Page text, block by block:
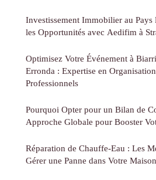
Investissement Immobilier au Pays
les Opportunités avec Aedifim à
Optimisez Votre Événement à
Erronda : Expertise en
Professionnels
Pourquoi Opter pour un Bilan de
Approche Globale pour Booster
Réparation de Chauffe-Eau : Les
Gérer une Panne dans Votre